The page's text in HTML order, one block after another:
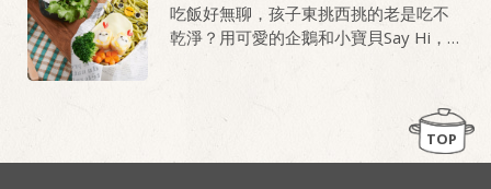
吃飯好無聊，孩子東挑西挑的老是吃不
乾淨？用可愛的企鵝和小寶貝Say Hi，使
TOP